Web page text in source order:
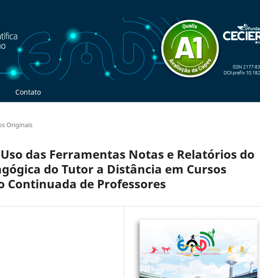
Contato
Originais
das Ferramentas Notas e Relatórios do
do Tutor a Distância em Cursos
Continuada de Professores